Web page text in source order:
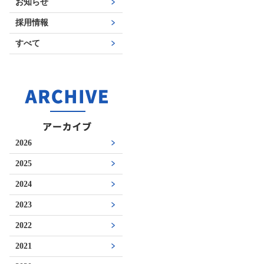
お知らせ
採用情報
すべて
2026
2025
2024
2023
2022
2021